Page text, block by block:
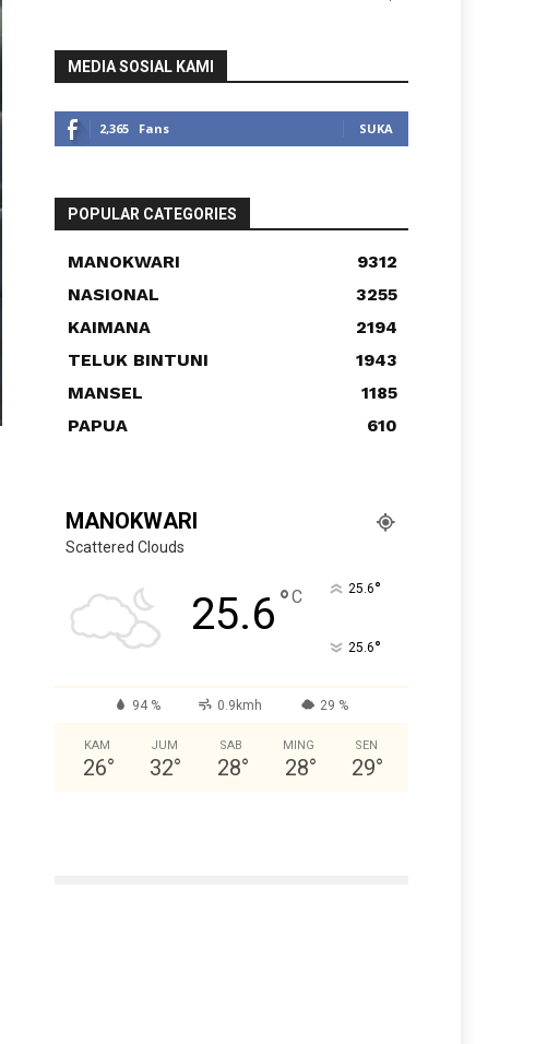
MEDIA SOSIAL KAMI
2,365 Fans SUKA
POPULAR CATEGORIES
MANOKWARI
9312
NASIONAL
3255
KAIMANA
2194
TELUK BINTUNI
1943
MANSEL
1185
PAPUA
610
MANOKWARI
Scattered Clouds
25.6°C 25.6°
25.6°
94 % 0.9kmh 29 %
KAM
26°
JUM
32°
SAB
28°
MING
28°
SEN
29°